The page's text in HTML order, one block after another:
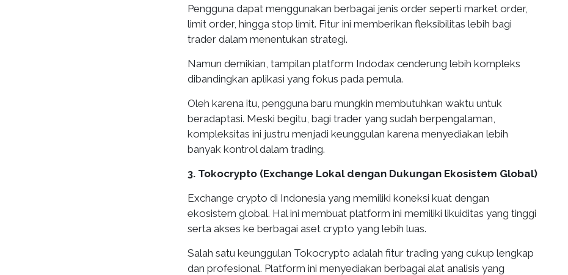
Pengguna dapat menggunakan berbagai jenis order seperti market order,
limit order, hingga stop limit. Fitur ini memberikan fleksibilitas lebih bagi
trader dalam menentukan strategi.
Namun demikian, tampilan platform Indodax cenderung lebih kompleks
dibandingkan aplikasi yang fokus pada pemula.
Oleh karena itu, pengguna baru mungkin membutuhkan waktu untuk
beradaptasi. Meski begitu, bagi trader yang sudah berpengalaman,
kompleksitas ini justru menjadi keunggulan karena menyediakan lebih
banyak kontrol dalam trading.
3. Tokocrypto (Exchange Lokal dengan Dukungan Ekosistem Global)
Exchange crypto di Indonesia yang memiliki koneksi kuat dengan
ekosistem global. Hal ini membuat platform ini memiliki likuiditas yang tinggi
serta akses ke berbagai aset crypto yang lebih luas.
Salah satu keunggulan Tokocrypto adalah fitur trading yang cukup lengkap
dan profesional. Platform ini menyediakan berbagai alat analisis yang